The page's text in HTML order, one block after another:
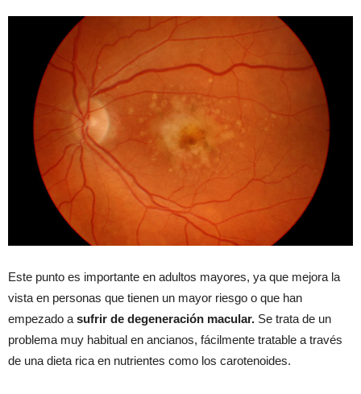
Este punto es importante en adultos mayores, ya que mejora la
vista en personas que tienen un mayor riesgo o que han
empezado a sufrir de degeneración macular. Se trata de un
problema muy habitual en ancianos, fácilmente tratable a través
de una dieta rica en nutrientes como los carotenoides.